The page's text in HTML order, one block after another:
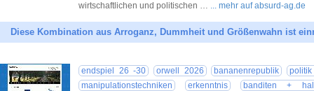
wirtschaftlichen und politischen … ... mehr auf absurd-ag.de
Diese Kombination aus Arroganz, Dummheit und Größenwahn ist
endspiel 26 -30 orwell 2026 bananenrepublik
manipulationstechniken
erkenntnis
banditen +